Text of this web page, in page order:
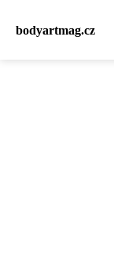
bodyartmag.cz